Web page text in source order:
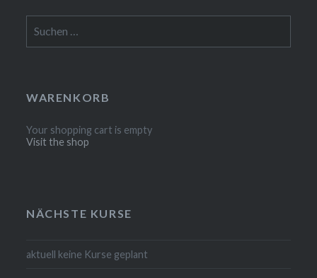
nach:
WARENKORB
Your shopping cart is empty
Visit the shop
NÄCHSTE KURSE
aktuell keine Kurse geplant